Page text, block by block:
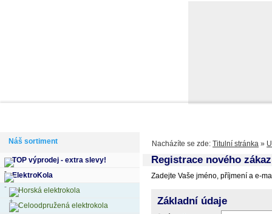
Nacházíte se zde: Titulní stránka »
Registrace nového
Zadejte Vaše jméno, příjmení a e-
Základní údaje
Náš sortiment
TOP výprodej - extra slevy!
ElektroKola
Horská elektrokola
Celoodpružená elektrokola